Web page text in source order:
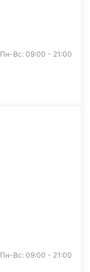
Пн-Вс: 09:00 - 21:00
Пн-Вс: 09:00 - 21:00